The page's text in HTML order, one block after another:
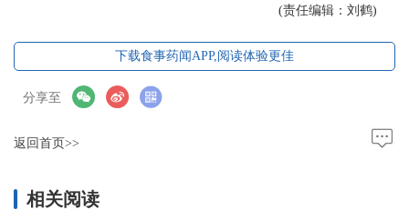
(责任编辑：刘鹤)
下载食事药闻APP,阅读体验更佳
分享至
返回首页>>
相关阅读